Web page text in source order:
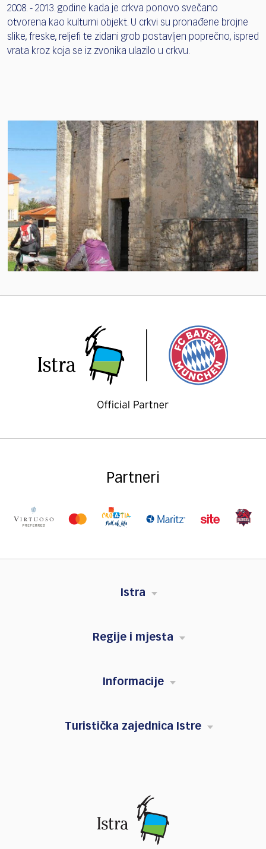
2008. - 2013. godine kada je crkva ponovo svečano
otvorena kao kulturni objekt. U crkvi su pronađene brojne
slike, freske, reljefi te zidani grob postavljen poprečno, ispred
vrata kroz koja se iz zvonika ulazilo u crkvu.
Partneri
Istra
Regije i mjesta
Informacije
Turistička zajednica Istre